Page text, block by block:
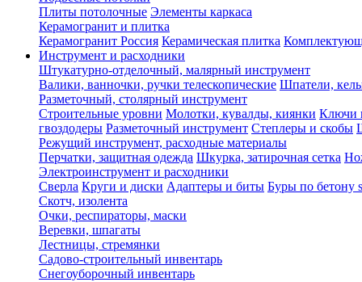
Плиты потолочные Элементы каркаса
Керамогранит и плитка
Керамогранит Россия Керамическая плитка
Инструмент и расходники
Штукатурно-отделочный, малярный инструмент
Валики, ванночки, ручки телескопические Шпатели,
Разметочный, столярный инструмент
Строительные уровни Молотки, кувалды, киянки Ключи
гвоздодеры Разметочный инструмент Степлеры и скобы
Режущий инструмент, расходные материалы
Перчатки, защитная одежда Шкурка, затирочная сетка
Электроинструмент и расходники
Сверла Круги и диски Адаптеры и биты Буры по бетону
Скотч, изолента
Очки, респираторы, маски
Веревки, шпагаты
Лестницы, стремянки
Садово-строительный инвентарь
Снегоуборочный инвентарь